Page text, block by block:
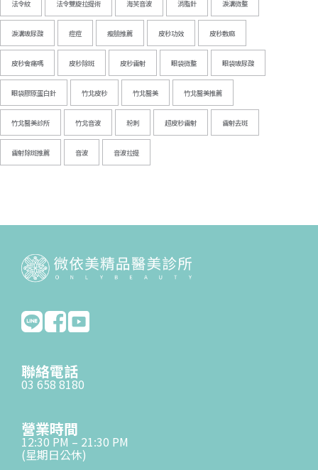
法令紋 法令雙旋拉提術 海芙音波 消脂針 淚溝微整
淚溝玻尿酸 痘痘 瘦臉推薦 皮秒功效 皮秒敷麻
皮秒會痛嗎 皮秒除斑 皮秒雷射 眼袋微整 眼袋玻尿酸
眼袋膠原蛋白針 竹北皮秒 竹北醫美 竹北醫美推薦
竹北醫美診所 竹北音波 粉刺 超皮秒雷射 雷射去斑
雷射除斑推薦 音波 音波拉提
聯絡電話
03 658 8180
營業時間
12:30 PM – 21:30 PM
(星期日公休)